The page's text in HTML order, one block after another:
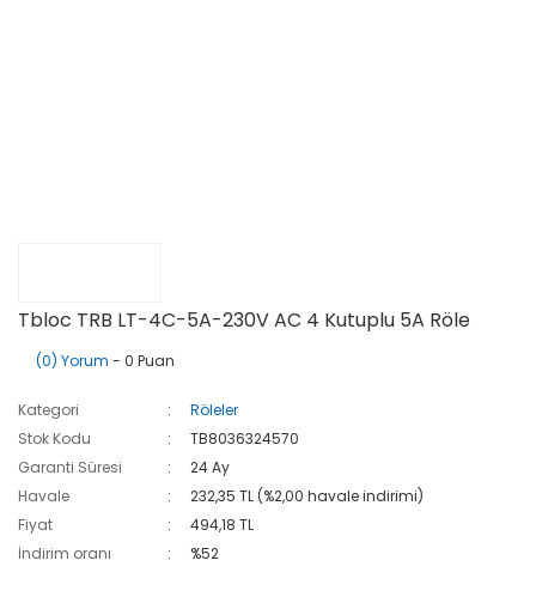
Tbloc TRB LT-4C-5A-230V AC 4 Kutuplu 5A Röle
(0) Yorum - 0 Puan
Kategori
Röleler
Stok Kodu
TB8036324570
Garanti Süresi
24 Ay
Havale
232,35 TL (%2,00 havale indirimi)
Fiyat
494,18 TL
İndirim oranı
%52